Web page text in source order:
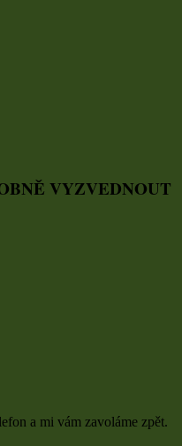
VYZVEDNOUT
a mi vám zavoláme zpět.